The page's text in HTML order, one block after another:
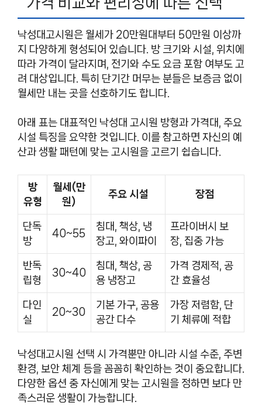
낙성대고시원은 월세가 20만원대부터 50만원 이상까
지 다양하게 형성되어 있습니다. 방 크기와 시설, 위치에
따라 가격이 달라지며, 전기와 수도 요금 포함 여부도 고
려 대상입니다. 특히 단기간 머무는 분들은 보증금 없이
월세만 내는 곳을 선호하기도 합니다.
아래 표는 대표적인 낙성대 고시원 방형과 가격대, 주요
시설 특징을 요약한 것입니다. 이를 참고하면 자신의 예
산과 생활 패턴에 맞는 고시원을 고르기 쉽습니다.
방
유형
월세(만
원)
주요 시설 장점
단독
방
40~55
침대, 책상, 냉
장고, 와이파이
프라이버시 보
장, 집중 가능
반독
립형
30~40
침대, 책상, 공
용 냉장고
가격 경제적, 공
간 효율성
다인
실
20~30
기본 가구, 공용
공간 다수
가장 저렴함, 단
기 체류에 적합
낙성대고시원 선택 시 가격뿐만 아니라 시설 수준, 주변
환경, 보안 체계 등을 꼼꼼히 확인하는 것이 중요합니다.
다양한 옵션 중 자신에게 맞는 고시원을 정하면 보다 만
족스러운 생활이 가능합니다.